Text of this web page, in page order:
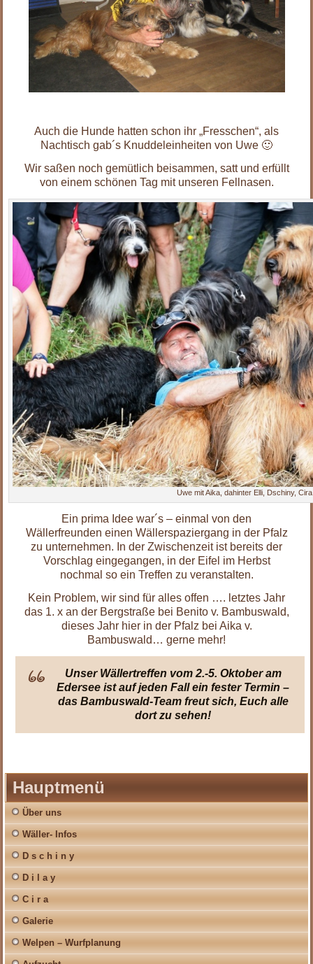
Auch die Hunde hatten schon ihr „Fresschen“, als
Nachtisch gab´s Knuddeleinheiten von Uwe 🙂
Wir saßen noch gemütlich beisammen, satt und erfüllt
von einem schönen Tag mit unseren Fellnasen.
Uwe mit Aika, dahinter Elli, Dschiny,
Ein prima Idee war´s – einmal von den
Wällerfreunden einen Wällerspaziergang in der Pfalz
zu unternehmen. In der Zwischenzeit ist bereits der
Vorschlag eingegangen, in der Eifel im Herbst
nochmal so ein Treffen zu veranstalten.
Kein Problem, wir sind für alles offen …. letztes Jahr
das 1. x an der Bergstraße bei Benito v. Bambuswald,
dieses Jahr hier in der Pfalz bei Aika v.
Bambuswald… gerne mehr!
Unser Wällertreffen vom 2.-5. Oktober am
Edersee ist auf jeden Fall ein fester Termin –
das Bambuswald-Team freut sich, Euch alle
dort zu sehen!
Hauptmenü
Über uns
Wäller- Infos
D s c h i n y
D i l a y
C i r a
Galerie
Welpen – Wurfplanung